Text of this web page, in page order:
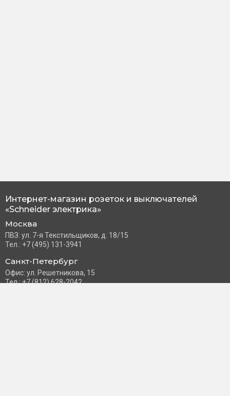
Интернет-магазин розеток и выключателей
«Schneider электрика»
Москва
ПВЗ: ул. 7-я Текстильщиков, д. 18/15
Тел.: +7 (495) 131-3941
Санкт-Петербург
Офис: ул. Решетникова, 15
Тел.: +7 (812) 628-2042